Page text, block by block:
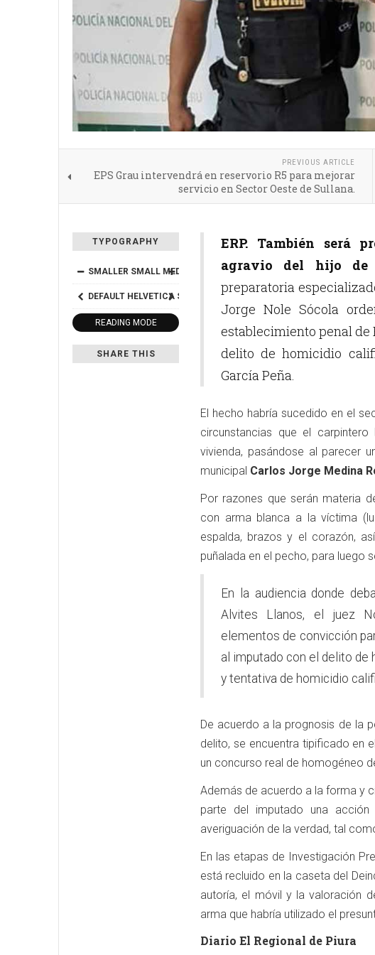
PREVIOUS ARTICLE
EPS Grau intervendrá en reservorio R5 para mejorar
servicio en Sector Oeste de Sullana.
TYPOGRAPHY
SMALLER SMALL MEDIUM BIGGER
DEFAULT HELVETICA SEGOE GEORGIA
READING MODE
SHARE THIS
ERP. También será
agravio del hijo
preparatoria
Jorge Nole Sócola
establecimiento penal de
delito de homicidio
García Peña.
El hecho habría sucedido en el
circunstancias que el
vivienda, pasándose al parecer
municipal Carlos Jorge Medina
Por razones que serán materia
con arma blanca a la víctima
espalda, brazos y el corazón,
puñalada en el pecho, para luego
En la audiencia donde
Alvites Llanos, el juez
elementos de convicción
al imputado con el delito de
y tentativa de homicidio
De acuerdo a la prognosis de la
delito, se encuentra tipificado en
un concurso real de homogéneo
Además de acuerdo a la forma y
parte del imputado una
averiguación de la verdad, tal
En las etapas de Investigación
está recluido en la caseta del
autoría, el móvil y la valoración
arma que habría utilizado el
Diario El Regional de Piura